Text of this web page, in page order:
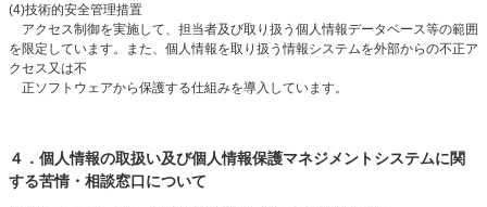
(4)技術的安全管理措置
アクセス制御を実施して、担当者及び取り扱う個人情報データベース等の範囲
を限定しています。また、個人情報を取り扱う情報システムを外部からの不正ア
クセス又は不
正ソフトウェアから保護する仕組みを導入しています。
４．個人情報の取扱い及び個人情報保護マネジメントシステムに関
する苦情・相談窓口について